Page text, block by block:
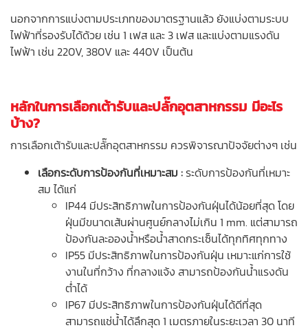
นอกจากการแบ่งตามประเภทของมาตรฐานแล้ว ยังแบ่งตามระบบ
ไฟฟ้าที่รองรับได้ด้วย เช่น 1 เฟส และ 3 เฟส และแบ่งตามแรงดัน
ไฟฟ้า เช่น 220V, 380V และ 440V เป็นต้น
หลักในการเลือกเต้ารับและปลั๊กอุตสาหกรรม มีอะไร
บ้าง?
การเลือกเต้ารับและปลั๊กอุตสาหกรรม ควรพิจารณาปัจจัยต่างๆ เช่น
เลือกระดับการป้องกันที่เหมาะสม :ระดับการป้องกันที่เหมาะ
สม ได้แก่
IP44 มีประสิทธิภาพในการป้องกันฝุ่นได้น้อยที่สุด โดย
ฝุ่นมีขนาดเส้นผ่านศูนย์กลางไม่เกิน 1 mm. แต่สามารถ
ป้องกันละอองน้ำหรือน้ำสาดกระเซ็นได้ทุกทิศทุกทาง
IP55 มีประสิทธิภาพในการป้องกันฝุ่น เหมาะแก่การใช้
งานในที่กว้าง ที่กลางแจ้ง สามารถป้องกันน้ำแรงดัน
ต่ำได้
IP67 มีประสิทธิภาพในการป้องกันฝุ่นได้ดีที่สุด
สามารถแช่น้ำได้ลึกสุด 1 เมตรภายในระยะเวลา 30 นาที